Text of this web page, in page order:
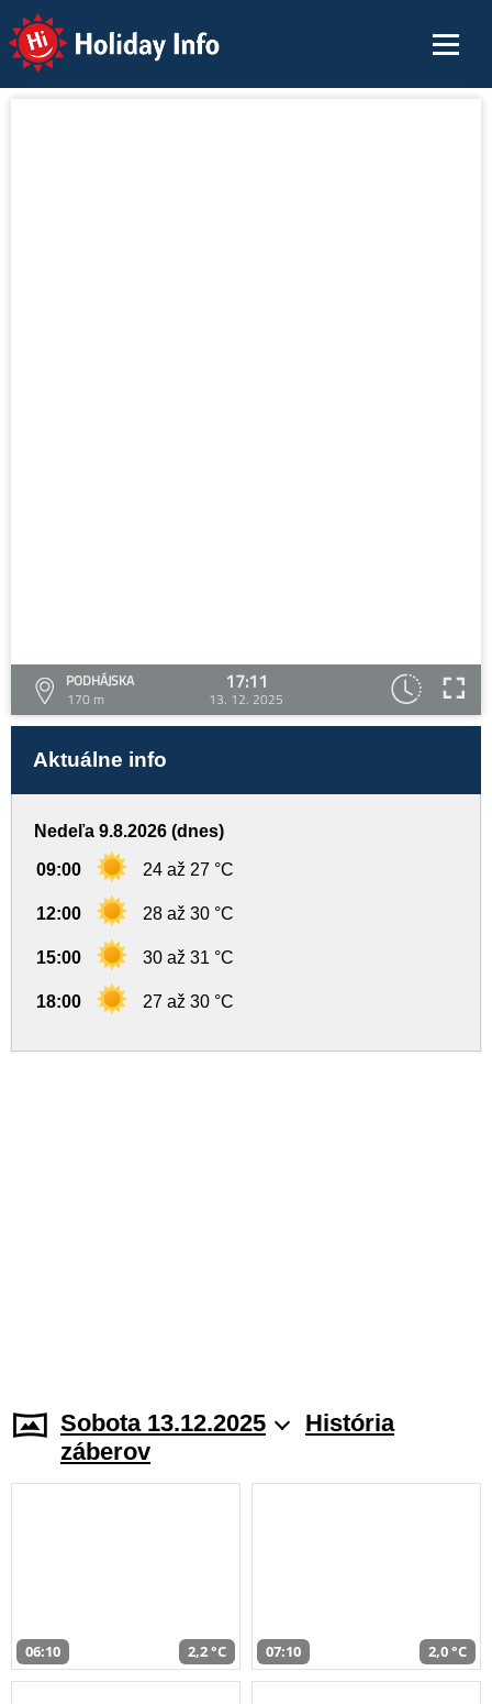
Holiday Info
PODHÁJSKA
170 m
17:11
13. 12. 2025
Aktuálne info
Nedeľa 9.8.2026 (dnes)
09:00 24 až 27 °C
12:00 28 až 30 °C
15:00 30 až 31 °C
18:00 27 až 30 °C
Sobota 13.12.2025
História
záberov
06:10 2,2 °C 07:10 2,0 °C